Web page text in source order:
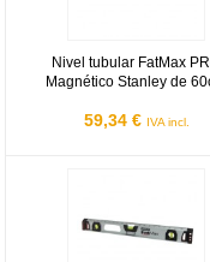
Nivel tubular FatMax
Magnético Stanley de
59,34 € IVA incl.